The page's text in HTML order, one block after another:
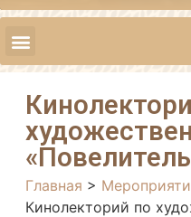
Главная >
Кинолекторий по